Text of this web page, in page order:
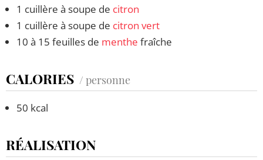
1 cuillère à soupe de citron
1 cuillère à soupe de citron vert
10 à 15 feuilles de menthe fraîche
CALORIES / personne
50 kcal
RÉALISATION